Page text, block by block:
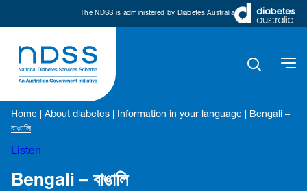
The NDSS is administered by Diabetes Australia
Home About diabetes Information in your language
Bengali –
বাঙালি
Listen
Bengali – বাঙালি